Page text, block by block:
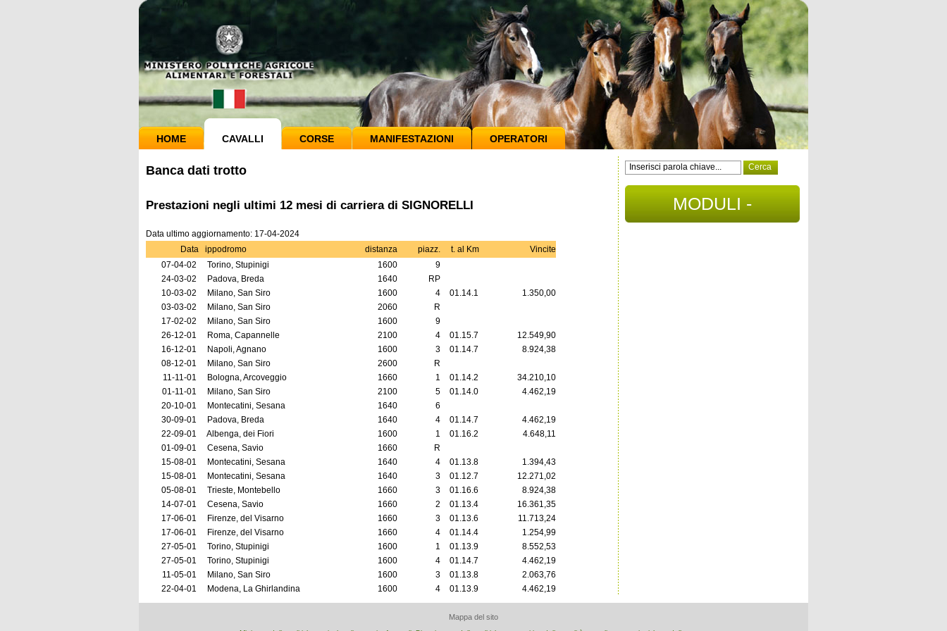
HOME CAVALLI CORSE MANIFESTAZIONI OPERATORI
Banca dati trotto
Prestazioni negli ultimi 12 mesi di carriera di SIGNORELLI
Data ultimo aggiornamento: 17-04-2024
Data
ippodromo distanza piazz. t. al Km
Vincite
07-04-02
Torino, Stupinigi 1600
9
24-03-02
Padova, Breda 1640
RP
10-03-02
Milano, San Siro 1600 4 01.14.1
1.350,00
03-03-02
Milano, San Siro 2060
R
17-02-02
Milano, San Siro 1600
9
26-12-01
Roma, Capannelle 2100 4 01.15.7
12.549,90
16-12-01
Napoli, Agnano 1600 3 01.14.7
8.924,38
08-12-01
Milano, San Siro 2600
R
11-11-01
Bologna, Arcoveggio 1660 1 01.14.2
34.210,10
01-11-01
Milano, San Siro 2100 5 01.14.0
4.462,19
20-10-01
Montecatini, Sesana 1640
6
30-09-01
Padova, Breda 1640 4 01.14.7
4.462,19
22-09-01
Albenga, dei Fiori 1600 1 01.16.2
4.648,11
01-09-01
Cesena, Savio 1660
R
15-08-01
Montecatini, Sesana 1640 4 01.13.8
1.394,43
15-08-01
Montecatini, Sesana 1640 3 01.12.7
12.271,02
05-08-01
Trieste, Montebello 1660 3 01.16.6
8.924,38
14-07-01
Cesena, Savio 1660 2 01.13.4
16.361,35
17-06-01
Firenze, del Visarno 1660 3 01.13.6
11.713,24
17-06-01
Firenze, del Visarno 1660 4 01.14.4
1.254,99
27-05-01
Torino, Stupinigi 1600 1 01.13.9
8.552,53
27-05-01
Torino, Stupinigi 1600 4 01.14.7
4.462,19
11-05-01
Milano, San Siro 1600 3 01.13.8
2.063,76
22-04-01
Modena, La Ghirlandina 1600 4 01.13.9 4.462,19
MODULI -
Mappa del sito